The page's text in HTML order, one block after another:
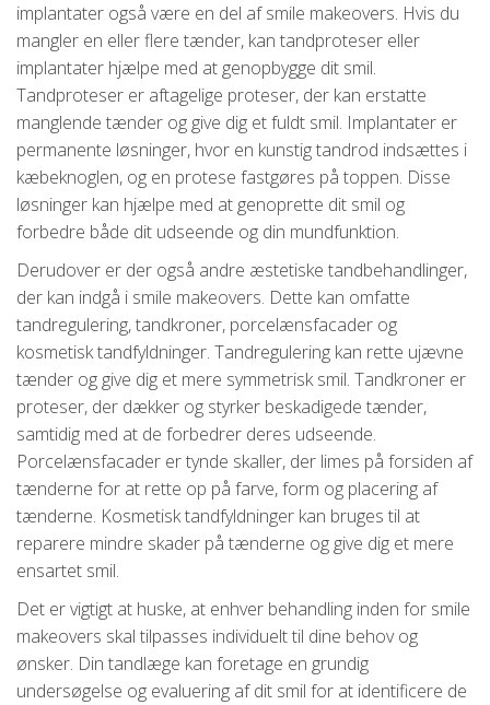
implantater også være en del af smile makeovers. Hvis du
mangler en eller flere tænder, kan tandproteser eller
implantater hjælpe med at genopbygge dit smil.
Tandproteser er aftagelige proteser, der kan erstatte
manglende tænder og give dig et fuldt smil. Implantater er
permanente løsninger, hvor en kunstig tandrod indsættes i
kæbeknoglen, og en protese fastgøres på toppen. Disse
løsninger kan hjælpe med at genoprette dit smil og
forbedre både dit udseende og din mundfunktion.
Derudover er der også andre æstetiske tandbehandlinger,
der kan indgå i smile makeovers. Dette kan omfatte
tandregulering, tandkroner, porcelænsfacader og
kosmetisk tandfyldninger. Tandregulering kan rette ujævne
tænder og give dig et mere symmetrisk smil. Tandkroner er
proteser, der dækker og styrker beskadigede tænder,
samtidig med at de forbedrer deres udseende.
Porcelænsfacader er tynde skaller, der limes på forsiden af
tænderne for at rette op på farve, form og placering af
tænderne. Kosmetisk tandfyldninger kan bruges til at
reparere mindre skader på tænderne og give dig et mere
ensartet smil.
Det er vigtigt at huske, at enhver behandling inden for smile
makeovers skal tilpasses individuelt til dine behov og
ønsker. Din tandlæge kan foretage en grundig
undersøgelse og evaluering af dit smil for at identificere de